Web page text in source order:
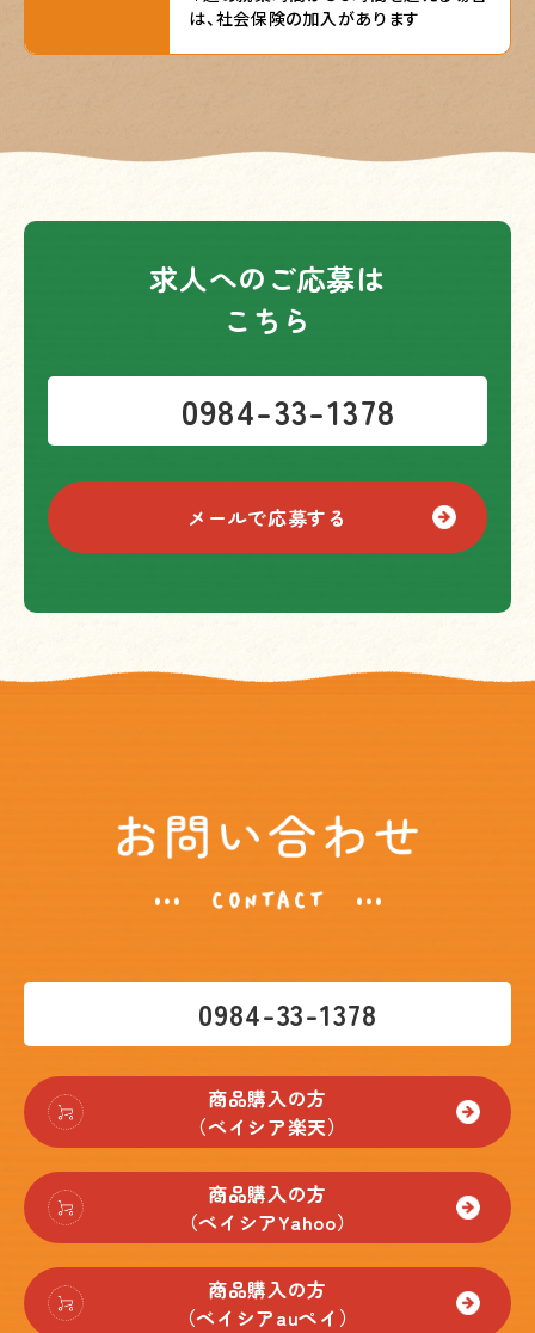
は、社会保険の加入があります
求人へのご応募は
こちら
0984-33-1378
メールで応募する
0984-33-1378
商品購入の方
（ベイシア楽天）
商品購入の方
（ベイシアYahoo）
商品購入の方
（ベイシアauペイ）